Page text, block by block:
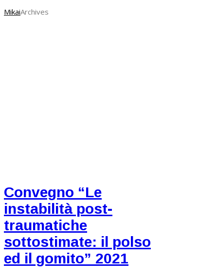
MikaiArchives
Convegno “Le
instabilità post-
traumatiche
sottostimate: il polso
ed il gomito” 2021